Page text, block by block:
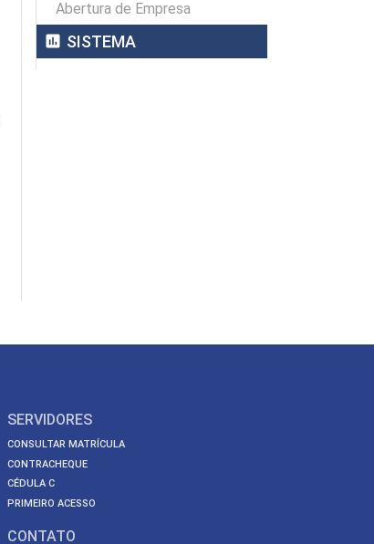
Abertura de Empresa
assessment SISTEMA
SERVIDORES
CONSULTAR MATRÍCULA
CONTRACHEQUE
CÉDULA C
PRIMEIRO ACESSO
CONTATO